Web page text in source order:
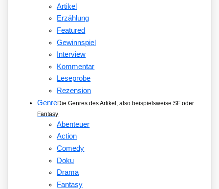
Artikel
Erzählung
Featured
Gewinnspiel
Interview
Kommentar
Leseprobe
Rezension
GenreDie Genres des Artikel, also beispielsweise SF oder
Fantasy
Abenteuer
Action
Comedy
Doku
Drama
Fantasy